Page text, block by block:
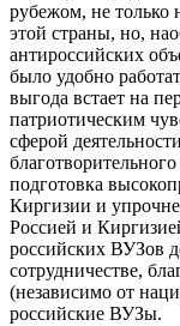
рубежом, не только
этой страны, но,
антироссийских
было удобно
выгода встает на
патриотическим
сферой
подготовка
Киргизии и
Россией и
российских ВУЗов
сотрудничестве,
(независимо от
российские ВУЗы.